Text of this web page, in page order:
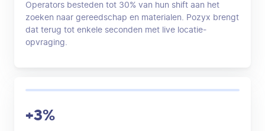
Operators besteden tot 30% van hun shift aan het
zoeken naar gereedschap en materialen. Pozyx brengt
dat terug tot enkele seconden met live locatie-
opvraging.
+3%